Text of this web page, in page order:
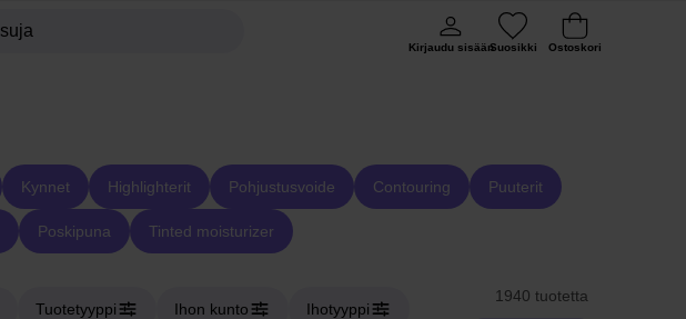
Kirjaudu sisäänSuosikki Ostoskori
Kynnet Highlighterit Pohjustusvoide Contouring Puuterit
Poskipuna Tinted moisturizer
Tuotetyyppi Ihon kunto Ihotyyppi
1940 tuotetta